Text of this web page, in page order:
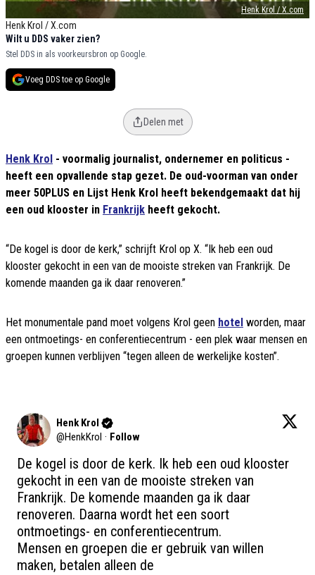
Henk Krol / X.com
Henk Krol / X.com
Wilt u DDS vaker zien?
Stel DDS in als voorkeursbron op Google.
Voeg DDS toe op Google
Delen met
Henk Krol - voormalig journalist, ondernemer en politicus -
heeft een opvallende stap gezet. De oud-voorman van onder
meer 50PLUS en Lijst Henk Krol heeft bekendgemaakt dat hij
een oud klooster in Frankrijk heeft gekocht.
“De kogel is door de kerk,” schrijft Krol op X. “Ik heb een oud
klooster gekocht in een van de mooiste streken van Frankrijk. De
komende maanden ga ik daar renoveren.”
Het monumentale pand moet volgens Krol geen hotel worden, maar
een ontmoetings- en conferentiecentrum - een plek waar mensen en
groepen kunnen verblijven “tegen alleen de werkelijke kosten”.
Henk Krol
@HenkKrol · Follow
De kogel is door de kerk. Ik heb een oud klooster
gekocht in een van de mooiste streken van
Frankrijk. De komende maanden ga ik daar
renoveren. Daarna wordt het een soort
ontmoetings- en conferentiecentrum.
Mensen en groepen die er gebruik van willen
maken, betalen alleen de